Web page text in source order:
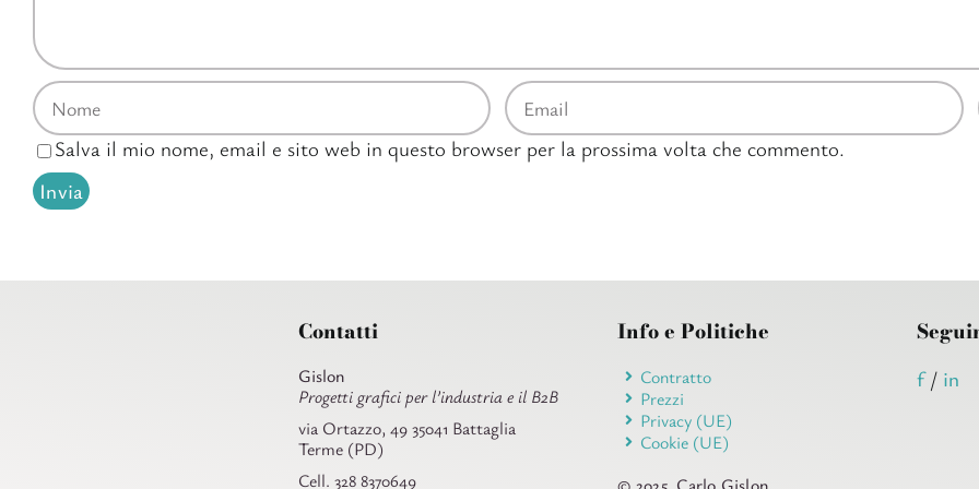
Salva il mio nome, email e sito web in questo browser per la prossima volta che commento.
Contatti
Gislon
Progetti grafici per l’industria e il B2B
via Ortazzo, 49 35041 Battaglia
Terme (PD)
Cell. 328 8370649
Info e Politiche
Contratto
Prezzi
Privacy (UE)
Cookie (UE)
f/ in